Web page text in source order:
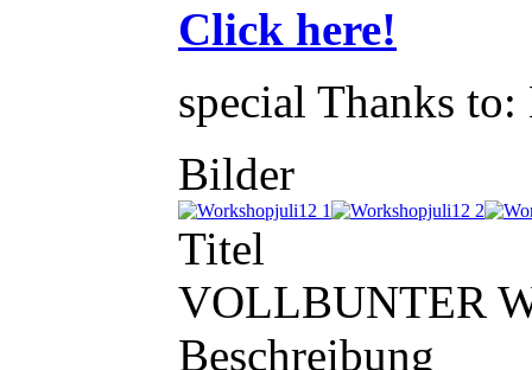
Click here!
special Thanks
Bilder
Titel
VOLLBUNTER
Beschreibung